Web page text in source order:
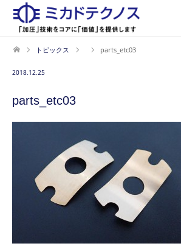
トピックス parts_etc03
2018.12.25
parts_etc03